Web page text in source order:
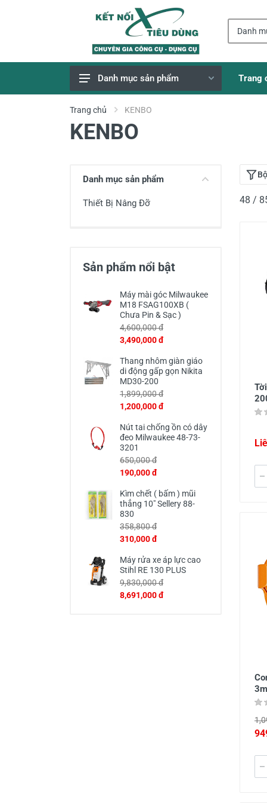
Giao Hàng Miễn Phí
Công Cụ, Dụng Cụ
Thước Đo Laser
Đồ Bảo Hộ Lao Động
Danh mục sản phẩm Trang
Trang chủ KENBO
KENBO
Danh mục sản phẩm
Thiết Bị Nâng Đỡ
Sản phẩm nổi bật
Máy mài góc Milwaukee
M18 FSAG100XB (
Chưa Pin & Sạc )
4,600,000 đ
3,490,000 đ
Thang nhôm giàn giáo
di động gấp gọn Nikita
MD30-200
1,899,000 đ
1,200,000 đ
Nút tai chống ồn có dây
đeo Milwaukee 48-73-
3201
650,000 đ
190,000 đ
Kìm chết ( bấm ) mũi
thẳng 10" Sellery 88-
830
358,800 đ
310,000 đ
Máy rửa xe áp lực cao
Stihl RE 130 PLUS
9,830,000 đ
8,691,000 đ
48 /
3m